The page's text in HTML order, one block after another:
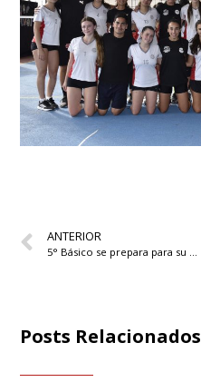
ANTERIOR
5° Básico se prepara para su Primera Comunión
Posts Relacionados